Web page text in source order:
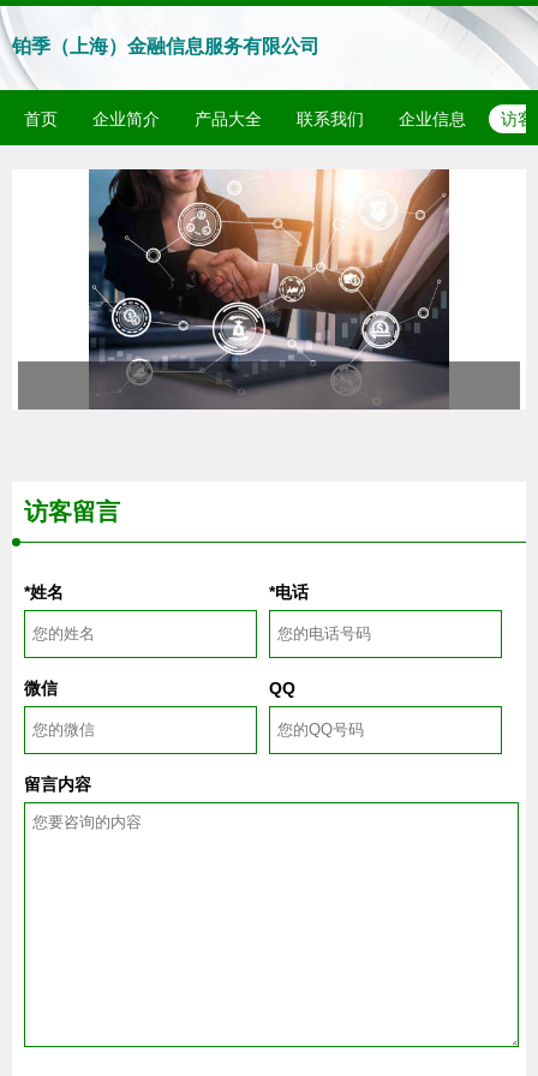
铂季（上海）金融信息服务有限公司
首页 企业简介 产品大全 联系我们 企业信息 访客
访客留言
*姓名 *电话
微信 QQ
留言内容